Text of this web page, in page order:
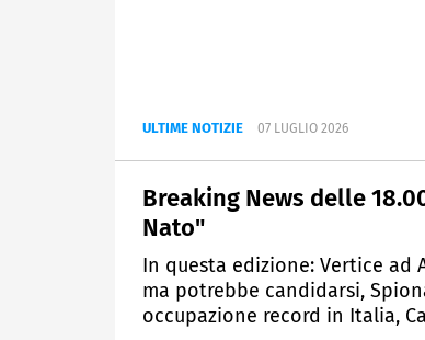
ULTIME NOTIZIE 07 LUGLIO 2026
Breaking News delle
Nato"
In questa edizione: Vertice ad
ma potrebbe candidarsi,
occupazione record in Italia,